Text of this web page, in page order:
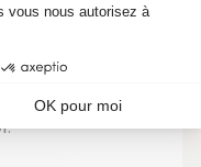
des
;
sur banc